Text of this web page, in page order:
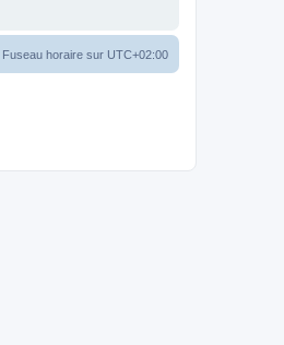
Fuseau horaire sur UTC+02:00